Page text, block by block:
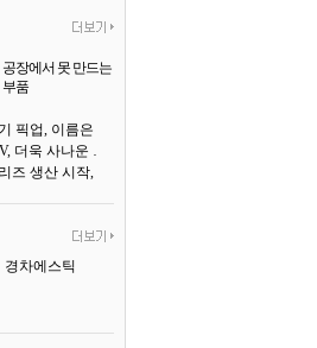
공장에서 못 만드는
부품
어낸다
페라리 V12 SUV, 더욱 사나운 얼굴로 돌아온다
경차에스틱